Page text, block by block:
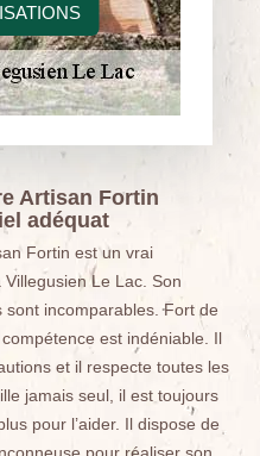
Artisan Fortin
adéquat
Fortin est un vrai
Le Lac. Son
incomparables. Fort de
est indéniable. Il
et il respecte toutes les
jamais seul, il est toujours
pour l’aider. Il dispose de